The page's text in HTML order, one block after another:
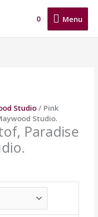
Menu
Menu
0
Studio / Pink
Studio.
Paradise